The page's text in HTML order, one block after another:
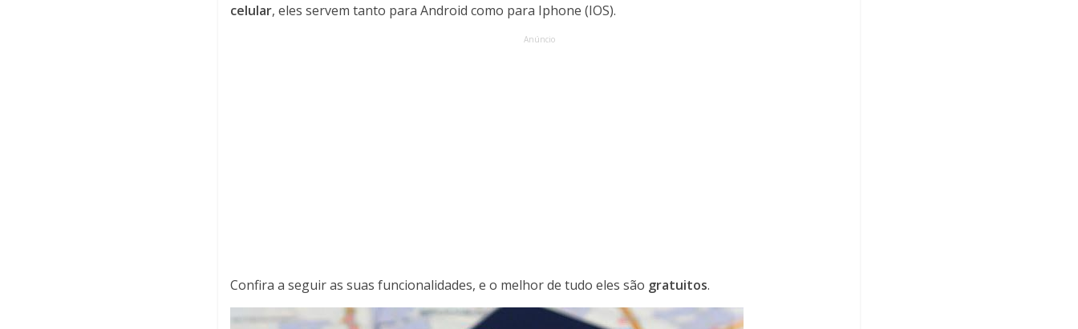
celular, eles servem tanto para Android como para Iphone (IOS).
Anúncio
Confira a seguir as suas funcionalidades, e o melhor de tudo eles são gratuitos.